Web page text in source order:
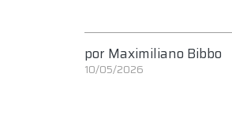
por Maximiliano Bibbo
10/05/2026